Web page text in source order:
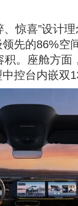
惊喜”设计
先的86%空
。座舱方面
控台内嵌双